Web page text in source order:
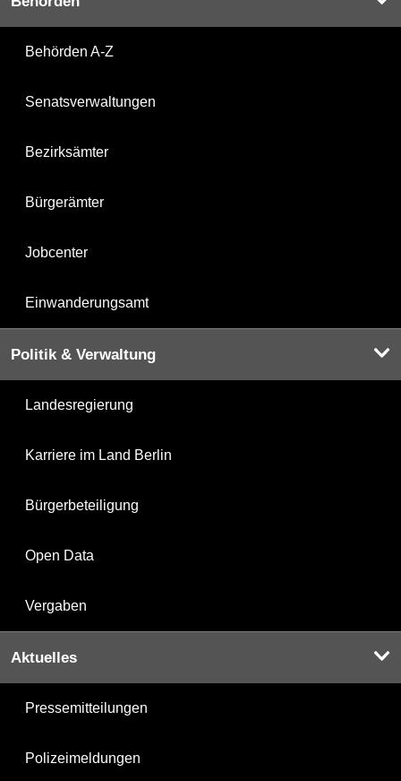
Behörden A-Z
Senatsverwaltungen
Bezirksämter
Bürgerämter
Jobcenter
Einwanderungsamt
Politik & Verwaltung
Landesregierung
Karriere im Land Berlin
Bürgerbeteiligung
Open Data
Vergaben
Aktuelles
Pressemitteilungen
Polizeimeldungen